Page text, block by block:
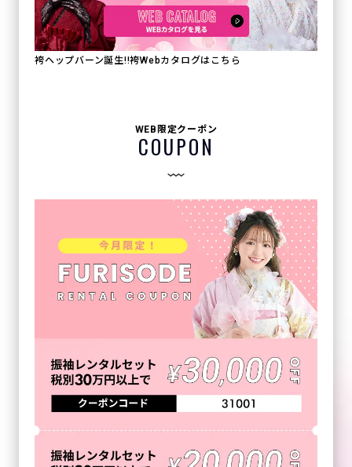
袴ヘップバーン誕生!!袴Webカタログはこちら
WEB限定クーポン
COUPON